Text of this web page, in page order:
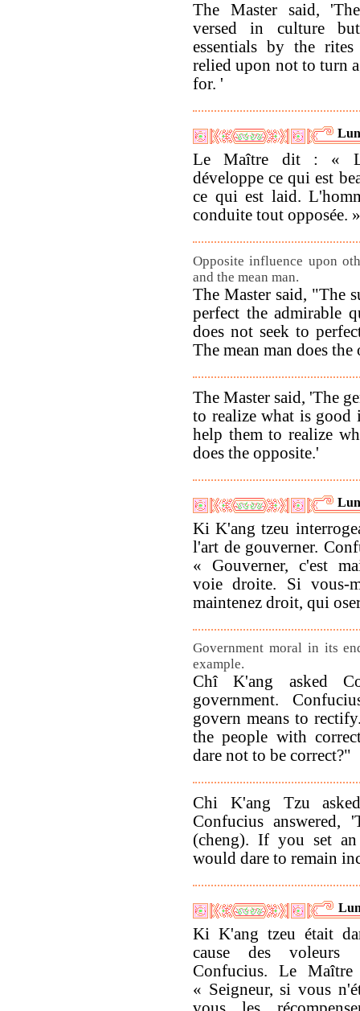
The Master said,
versed in culture
essentials by the
relied upon not to turn
for. '
Le Maître dit : «
développe ce qui est
ce qui est laid.
conduite tout opposée. »
Opposite influence upon
and the mean man.
The Master said, "The
perfect the admirable
does not seek to
The mean man does
The Master said, 'The
to realize what is good
help them to realize
does the opposite.'
Ki K'ang tzeu
l'art de gouverner.
« Gouverner, c'est
voie droite. Si vous-
maintenez droit, qui
Government moral in its
example.
Chî K'ang asked
government.
govern means to
the people with
dare not to be correct?"
Chi K'ang Tzu
Confucius answered,
(cheng). If you set
would dare to remain
Ki K'ang tzeu était
cause des
Confucius. Le
« Seigneur, si vous